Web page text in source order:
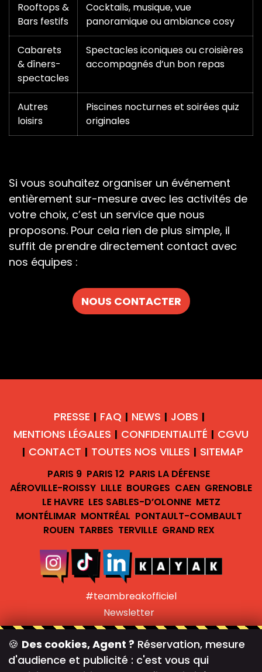
Rooftops &
Bars festifs
Cocktails, musique, vue
panoramique ou ambiance cosy
Cabarets
& dîners-
spectacles
Spectacles iconiques ou croisières
accompagnés d’un bon repas
Autres
loisirs
Piscines nocturnes et soirées quiz
originales
Si vous souhaitez organiser un événement
entièrement sur-mesure avec les activités de
votre choix, c’est un service que nous
proposons. Pour cela rien de plus simple, il
suffit de prendre directement contact avec
nos équipes :
NOUS CONTACTER
PRESSE | FAQ | NEWS | JOBS |
MENTIONS LÉGALES | CONFIDENTIALITÉ | CGVU
| CONTACT | TOUTES NOS VILLES | SITEMAP
PARIS 9 PARIS 12 PARIS LA DÉFENSE
AÉROVILLE-ROISSY LILLE BOURGES CAEN GRENOBLE
LE HAVRE LES SABLES-D’OLONNE METZ
MONTÉLIMAR MONTRÉAL PONTAULT-COMBAULT
ROUEN TARBES TERVILLE GRAND REX
#teambreakofficiel
Newsletter
©TEAM BREAK |GÉRER LES COOKIES
🍪 Des cookies, Agent ? Réservation, mesure
d'audience et publicité : c'est vous qui